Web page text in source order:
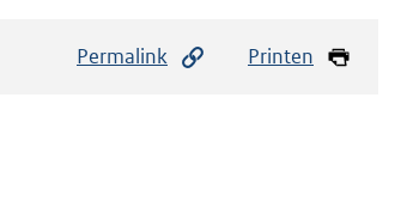
Permalink Printen